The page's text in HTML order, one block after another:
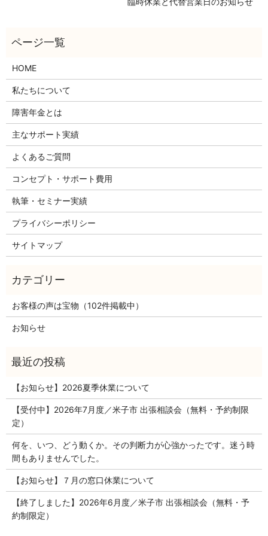
HOME
私たちについて
障害年金とは
主なサポート実績
よくあるご質問
コンセプト・サポート費用
執筆・セミナー実績
プライバシーポリシー
サイトマップ
お客様の声は宝物（102件掲載中）
お知らせ
【お知らせ】2026夏季休業について
【受付中】2026年7月度／米子市 出張相談会（無料・予約制限
定）
何を、いつ、どう動くか。その判断力が心強かったです。迷う時
間もありませんでした。
【お知らせ】７月の窓口休業について
【終了しました】2026年6月度／米子市 出張相談会（無料・予
約制限定）